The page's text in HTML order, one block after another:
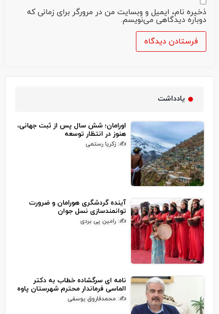
ذخیره نام، ایمیل و وبسایت من در مرورگر برای زمانی که
دوباره دیدگاهی می‌نویسم.
یادداشت
اورامان؛ شش سال پس از ثبت جهانی،
هنوز در انتظار توسعه
✍: زکریا رستمی
آینده گردشگری هورامان و ضرورت
توانمندسازی نسل جوان
✍: رامین پی بردی
نامه ای سرگشاده خطاب به دکتر
الماسی فرماندار محترم شهرستان پاوه
✍: محمدفاروق یوسفی